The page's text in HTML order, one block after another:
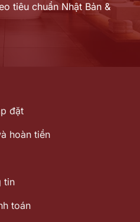
tiêu chuẩn Nhật Bản &
đặt
hoàn tiền
tin
toán